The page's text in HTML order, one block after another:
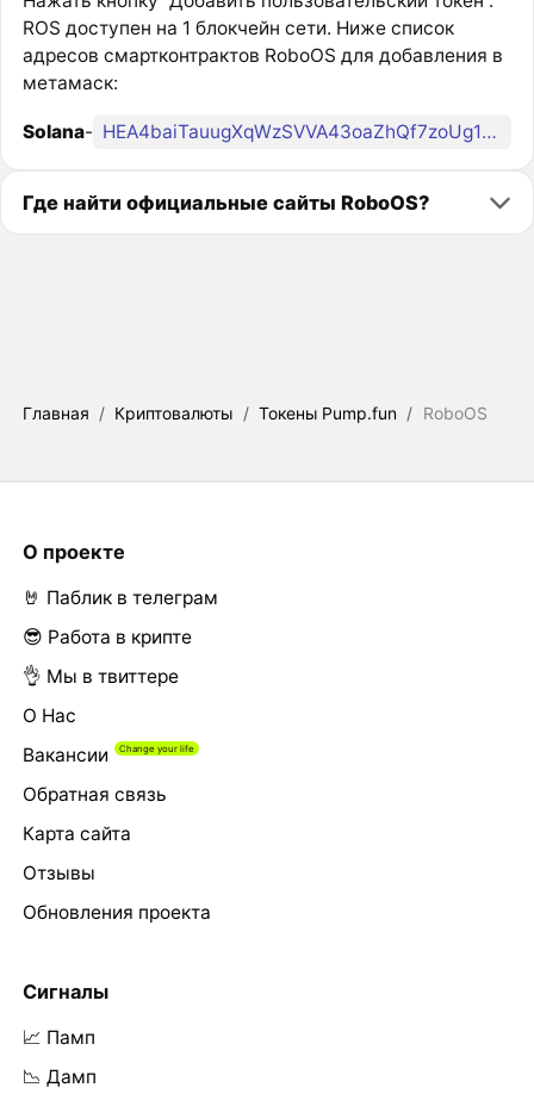
ROS доступен на 1 блокчейн сети. Ниже список
адресов смартконтрактов RoboOS для добавления в
метамаск:
Solana- HEA4baiTauugXqWzSVVA43oaZhQf7zoUg1kuoSfqpump
Где найти официальные сайты RoboOS?
Главная / Криптовалюты / Токены Pump.fun / RoboOS
О проекте
🤘 Паблик в телеграм
😎 Работа в крипте
👌 Мы в твиттере
О Нас
Вакансии
Обратная связь
Карта сайта
Отзывы
Обновления проекта
Сигналы
📈 Памп
📉 Дамп